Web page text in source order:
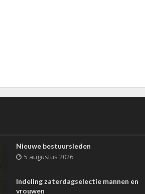
Nieuwe bestuursleden
5 augustus 2026
Indeling zaterdagselectie mannen en
vrouwen